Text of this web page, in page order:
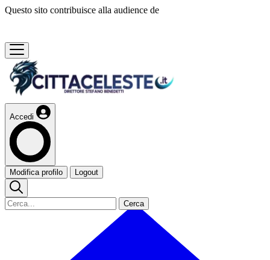
Questo sito contribuisce alla audience de
Accedi
Modifica profilo Logout
Cerca